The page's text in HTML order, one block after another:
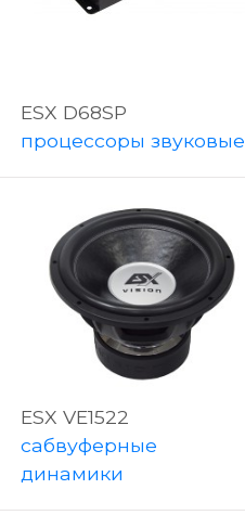
ESX D68SP
процессоры звуковые
ESX VE1522
сабвуферные
динамики